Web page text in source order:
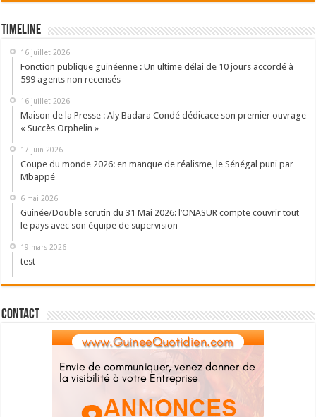
Timeline
16 juillet 2026
Fonction publique guinéenne : Un ultime délai de 10 jours accordé à
599 agents non recensés
16 juillet 2026
Maison de la Presse : Aly Badara Condé dédicace son premier ouvrage
« Succès Orphelin »
17 juin 2026
Coupe du monde 2026: en manque de réalisme, le Sénégal puni par
Mbappé
6 mai 2026
Guinée/Double scrutin du 31 Mai 2026: l’ONASUR compte couvrir tout
le pays avec son équipe de supervision
19 mars 2026
test
Contact